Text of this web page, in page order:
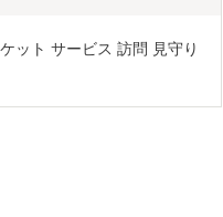
ット サービス 訪問 見守り